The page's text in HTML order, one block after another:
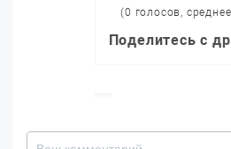
(0 голосов,
Поделитесь с